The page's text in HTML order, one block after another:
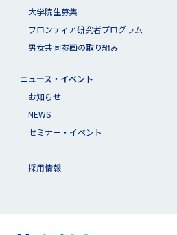
大学院生募集
フロンティア研究者プログラム
男女共同参画の取り組み
ニュース・イベント
お知らせ
NEWS
セミナー・イベント
採用情報